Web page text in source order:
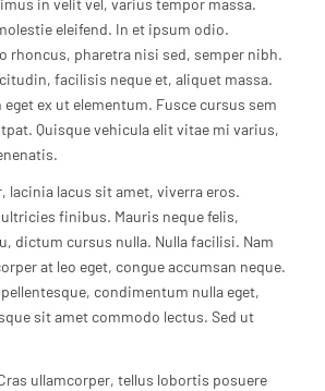
eleifend. In et ipsum odio.
rhoncus, pharetra nisi sed, semper nibh.
facilisis neque et, aliquet massa.
ex ut elementum. Fusce cursus sem
Quisque vehicula elit vitae mi varius,
lacinia lacus sit amet, viverra eros.
finibus. Mauris neque felis,
dictum cursus nulla. Nulla facilisi. Nam
at leo eget, congue accumsan neque.
condimentum nulla eget,
sit amet commodo lectus. Sed ut
ullamcorper, tellus lobortis posuere